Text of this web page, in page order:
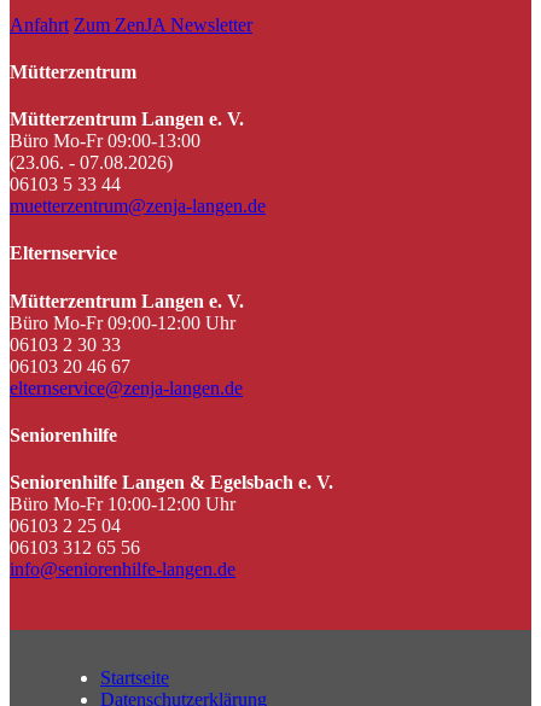
Anfahrt Zum ZenJA Newsletter
Mütterzentrum
Mütterzentrum Langen e. V.
Büro Mo-Fr 09:00-13:00
(23.06. - 07.08.2026)
06103 5 33 44
muetterzentrum@zenja-langen.de
Elternservice
Mütterzentrum Langen e. V.
Büro Mo-Fr 09:00-12:00 Uhr
06103 2 30 33
06103 20 46 67
elternservice@zenja-langen.de
Seniorenhilfe
Seniorenhilfe Langen & Egelsbach e. V.
Büro Mo-Fr 10:00-12:00 Uhr
06103 2 25 04
06103 312 65 56
info@seniorenhilfe-langen.de
Startseite
Datenschutzerklärung